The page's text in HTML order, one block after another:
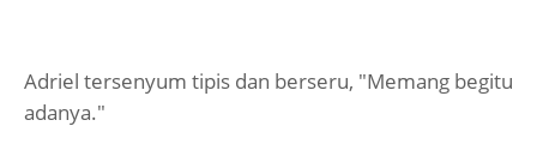
Adriel tersenyum tipis dan berseru, "Memang begitu
adanya."